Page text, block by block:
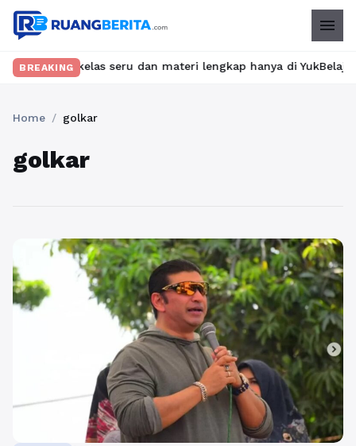
menu
BREAKING
kelas seru dan materi lengkap hanya di YukBelajar.com.
Home / golkar
golkar